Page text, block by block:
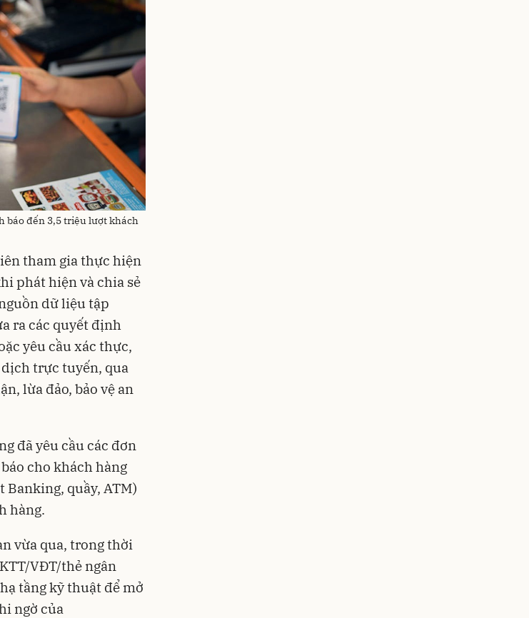
báo đến 3,5 triệu lượt khách
tham gia thực hiện
phát hiện và chia sẻ
dữ liệu tập
ra các quyết định
yêu cầu xác thực,
trực tuyến, qua
lừa đảo, bảo vệ an
đã yêu cầu các đơn
cho khách hàng
quầy, ATM)
hàng.
vừa qua, trong thời
VĐT/thẻ ngân
tầng kỹ thuật để mở
ngờ của